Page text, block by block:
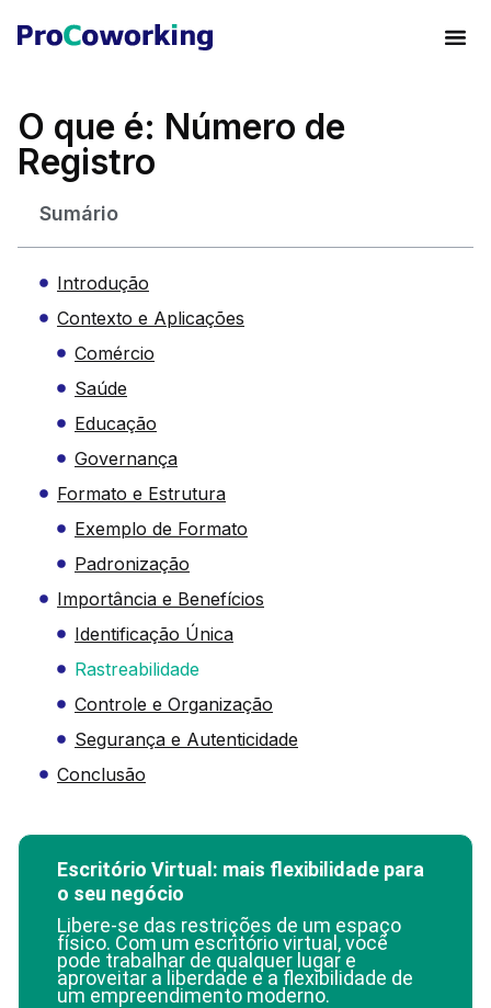
O que é: Número de
Registro
Sumário
Introdução
Contexto e Aplicações
Comércio
Saúde
Educação
Governança
Formato e Estrutura
Exemplo de Formato
Padronização
Importância e Benefícios
Identificação Única
Rastreabilidade
Controle e Organização
Segurança e Autenticidade
Conclusão
Escritório Virtual: mais flexibilidade para
o seu negócio
Libere-se das restrições de um espaço
físico. Com um escritório virtual, você
pode trabalhar de qualquer lugar e
aproveitar a liberdade e a flexibilidade de
um empreendimento moderno.